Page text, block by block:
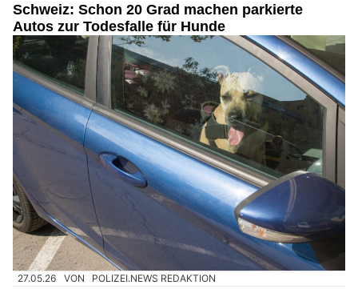
Schweiz: Schon 20 Grad machen parkierte
Autos zur Todesfalle für Hunde
27.05.26 VON POLIZEI.NEWS REDAKTION